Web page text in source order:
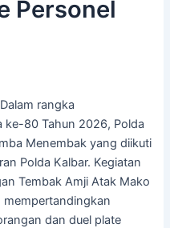
Personel
rangka
ke-80 Tahun 2026, Polda
Menembak yang diikuti
Polda Kalbar. Kegiatan
Tembak Amji Atak Mako
mempertandingkan
dan duel plate